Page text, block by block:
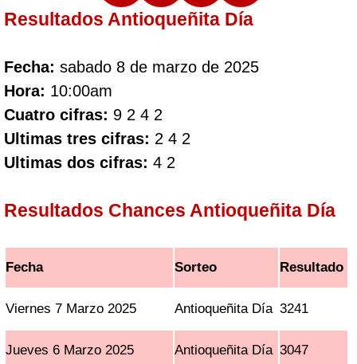
Resultados Antioqueñita Día
Fecha: sabado 8 de marzo de 2025
Hora: 10:00am
Cuatro cifras: 9 2 4 2
Ultimas tres cifras: 2 4 2
Ultimas dos cifras: 4 2
Resultados Chances Antioqueñita Día
Fecha Sorteo Resultado
Viernes 7 Marzo 2025 Antioqueñita Día 3241
Jueves 6 Marzo 2025 Antioqueñita Día 3047